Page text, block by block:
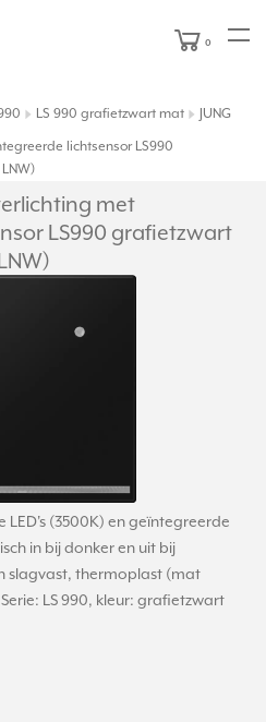
0
LS 990 grafietzwart mat JUNG
lichtsensor LS990
met
LS990 grafietzwart
(3500K) en geïntegreerde
in bij donker en uit bij
slagvast, thermoplast (mat
LS 990, kleur: grafietzwart